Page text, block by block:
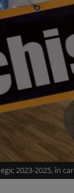
2023-2025, în